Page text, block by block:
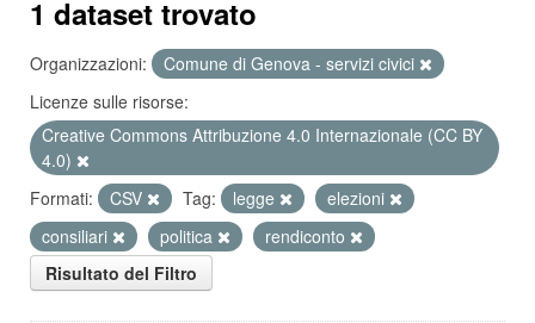
1 dataset trovato
Organizzazioni:
Comune di Genova - servizi civici
Licenze sulle risorse:
Creative Commons Attribuzione 4.0 Internazionale (CC BY
4.0)
Formati:
CSV Tag: legge
elezioni
consiliari
politica
rendiconto
Risultato del Filtro